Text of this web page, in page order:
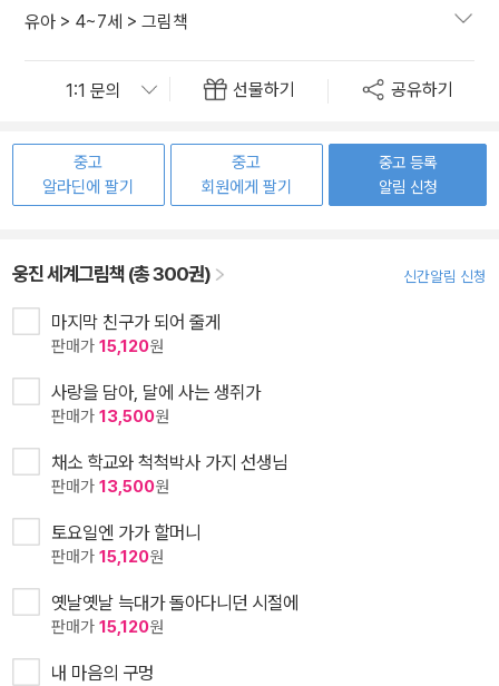
유아 > 4~7세 > 그림책
선물하기 공유하기
중고
알라딘에 팔기
중고
회원에게 팔기
중고 등록
알림 신청
웅진 세계그림책 (총 300권) 신간알림 신청
마지막 친구가 되어 줄게
판매가 15,120원
사랑을 담아, 달에 사는 생쥐가
판매가 13,500원
채소 학교와 척척박사 가지 선생님
판매가 13,500원
토요일엔 가가 할머니
판매가 15,120원
옛날옛날 늑대가 돌아다니던 시절에
판매가 15,120원
내 마음의 구멍